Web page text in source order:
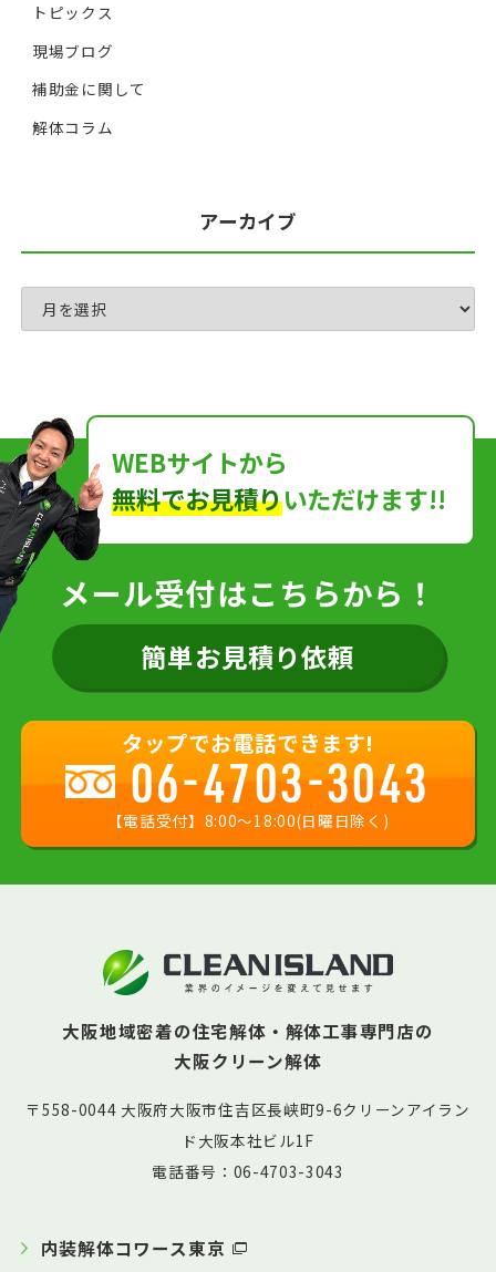
トピックス
現場ブログ
補助金に関して
解体コラム
アーカイブ
WEBサイトから
無料でお見積りいただけます!!
メール受付はこちらから！
簡単お見積り依頼
タップでお電話できます!
06-4703-3043
【電話受付】8:00〜18:00(日曜日除く)
大阪地域密着の住宅解体・解体工事専門店の
大阪クリーン解体
〒558-0044 大阪府大阪市住吉区長峡町9-6クリーンアイラン
ド大阪本社ビル1F
電話番号：06-4703-3043
内装解体コワース東京